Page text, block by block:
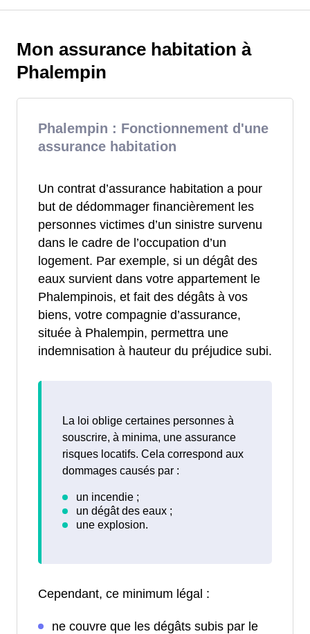
Mon assurance habitation à
Phalempin
Phalempin : Fonctionnement d'une
assurance habitation
Un contrat d’assurance habitation a pour
but de dédommager financièrement les
personnes victimes d’un sinistre survenu
dans le cadre de l’occupation d’un
logement. Par exemple, si un dégât des
eaux survient dans votre appartement le
Phalempinois, et fait des dégâts à vos
biens, votre compagnie d’assurance,
située à Phalempin, permettra une
indemnisation à hauteur du préjudice subi.
La loi oblige certaines personnes à
souscrire, à minima, une assurance
risques locatifs. Cela correspond aux
dommages causés par :
Cependant, ce minimum légal :
ne couvre que les dégâts subis par le